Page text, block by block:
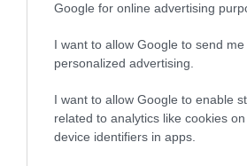
Google for online advertising
I want to allow Google to send me
personalized advertising.
I want to allow Google to enable
related to analytics like cookies
device identifiers in apps.
TATA ELBŰVÖLŐ
AMIKÉRT
TÖBB MINT EGY